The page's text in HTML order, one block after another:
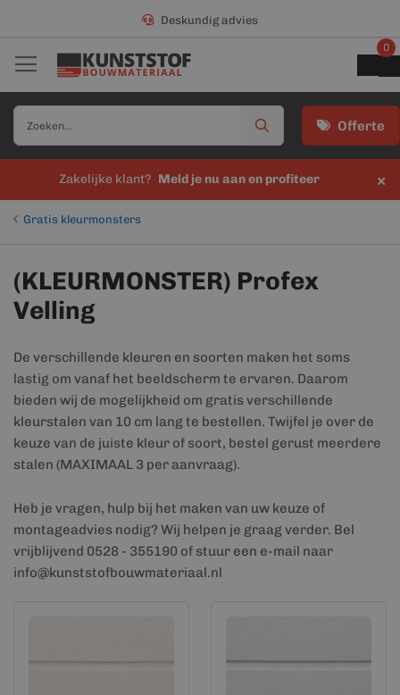
Deskundig advies
Offerte
0
Zakelijke klant? Meld je nu aan en profiteer ×
Gratis kleurmonsters
(KLEURMONSTER) Profex
Velling
De verschillende kleuren en soorten maken het soms
lastig om vanaf het beeldscherm te ervaren. Daarom
bieden wij de mogelijkheid om gratis verschillende
kleurstalen van 10 cm lang te bestellen. Twijfel je over de
keuze van de juiste kleur of soort, bestel gerust meerdere
stalen (MAXIMAAL 3 per aanvraag).
Heb je vragen, hulp bij het maken van uw keuze of
montageadvies nodig? Wij helpen je graag verder. Bel
vrijblijvend 0528 - 355190 of stuur een e-mail naar
info@kunststofbouwmateriaal.nl